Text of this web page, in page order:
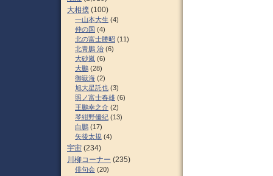
大相撲 (100)
一山本大生 (4)
仲の国 (4)
北の富士勝昭 (11)
北青鵬 治 (6)
大砂嵐 (6)
大鵬 (28)
御嶽海 (2)
旭大星託也 (3)
照ノ富士春雄 (6)
王鵬幸之介 (2)
琴紺野優紀 (13)
白鵬 (17)
矢後太規 (4)
宇宙 (234)
川柳コーナー (235)
俳句会 (20)